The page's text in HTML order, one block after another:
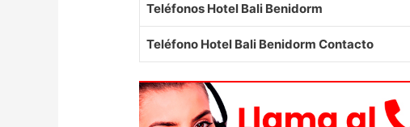
Teléfonos Hotel Bali Benidorm
Teléfono Hotel Bali Benidorm Contacto